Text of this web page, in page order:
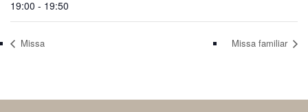
19:00 - 19:50
Missa Missa familiar